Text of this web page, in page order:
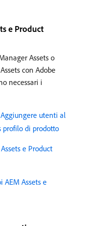
e Product
Assets o
con Adobe
necessari i
Aggiungere utenti al
profilo di prodotto
e Product
AEM Assets e